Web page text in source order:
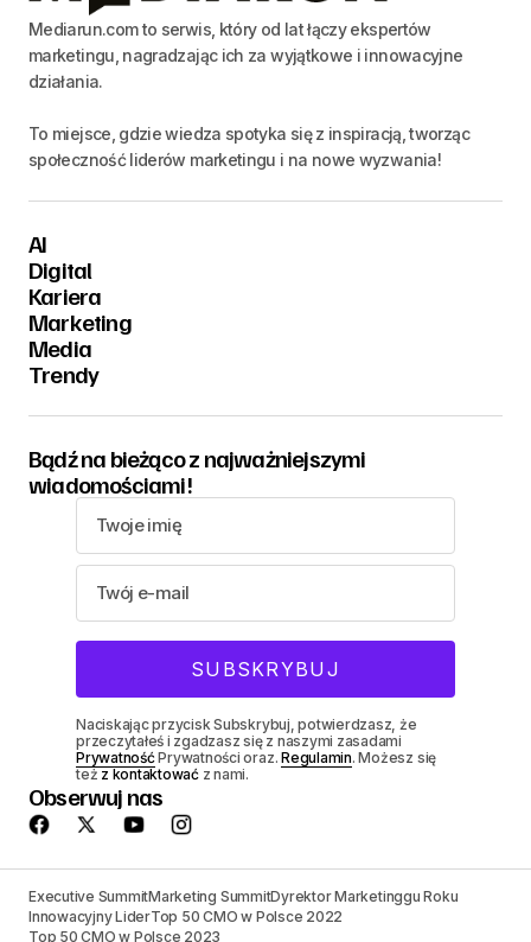
Mediarun.com to serwis, który od lat łączy ekspertów
marketingu, nagradzając ich za wyjątkowe i innowacyjne
działania.
To miejsce, gdzie wiedza spotyka się z inspiracją, tworząc
społeczność liderów marketingu i na nowe wyzwania!
AI
Digital
Kariera
Marketing
Media
Trendy
Bądź na bieżąco z najważniejszymi
wiadomościami!
Naciskając przycisk Subskrybuj, potwierdzasz, że
przeczytałeś i zgadzasz się z naszymi zasadami
PrywatnośćPrywatności oraz.Regulamin. Możesz się
też z kontaktowaćz nami.
Obserwuj nas
Executive SummitMarketing SummitDyrektor Marketinggu Roku
Innowacyjny LiderTop 50 CMO w Polsce 2022
Top 50 CMO w Polsce 2023